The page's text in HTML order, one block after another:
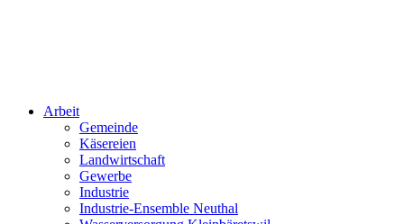
Arbeit
Gemeinde
Käsereien
Landwirtschaft
Gewerbe
Industrie
Industrie-Ensemble Neuthal